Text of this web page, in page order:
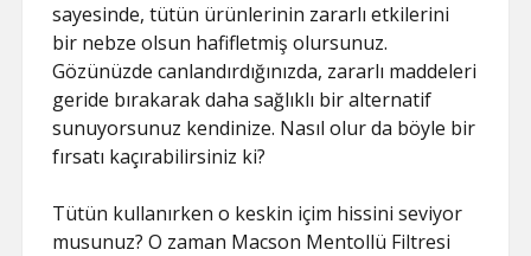
sayesinde, tütün ürünlerinin zararlı etkilerini
bir nebze olsun hafifletmiş olursunuz.
Gözünüzde canlandırdığınızda, zararlı maddeleri
geride bırakarak daha sağlıklı bir alternatif
sunuyorsunuz kendinize. Nasıl olur da böyle bir
fırsatı kaçırabilirsiniz ki?
Tütün kullanırken o keskin içim hissini seviyor
musunuz? O zaman Macson Mentollü Filtresi